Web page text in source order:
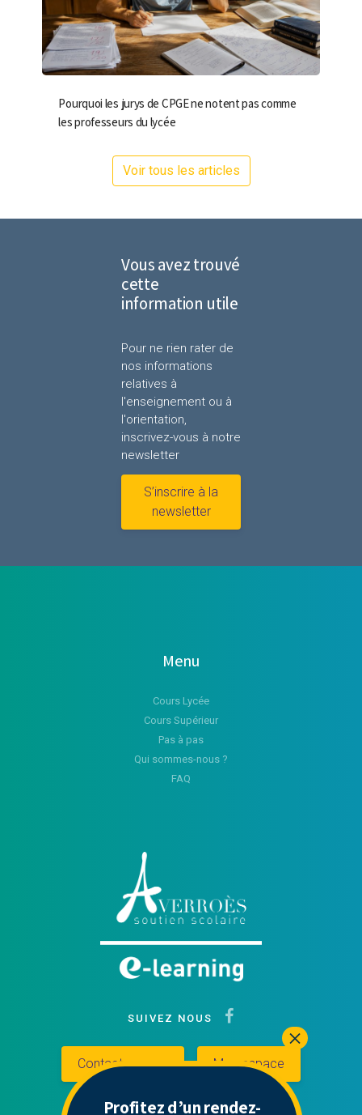
Pourquoi les jurys de CPGE ne notent pas comme
les professeurs du lycée
Voir tous les articles
Vous avez trouvé
cette
information utile
Pour ne rien rater de
nos informations
relatives à
l'enseignement ou à
l'orientation,
inscrivez-vous à notre
newsletter
S’inscrire à la
newsletter
Menu
Cours Lycée
Cours Supérieur
Pas à pas
Qui sommes-nous ?
FAQ
SUIVEZ NOUS
Contactez-nous Mon espace
Profitez d’un rendez-